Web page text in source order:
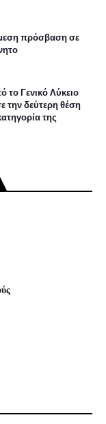
πρόσβαση σε
το Γενικό Λύκειο
την δεύτερη θέση
της